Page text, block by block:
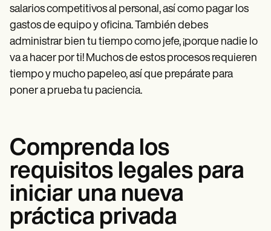
salarios competitivos al personal, así como pagar los
gastos de equipo y oficina. También debes
administrar bien tu tiempo como jefe, ¡porque nadie lo
va a hacer por ti! Muchos de estos procesos requieren
tiempo y mucho papeleo, así que prepárate para
poner a prueba tu paciencia.
Comprenda los
requisitos legales para
iniciar una nueva
práctica privada